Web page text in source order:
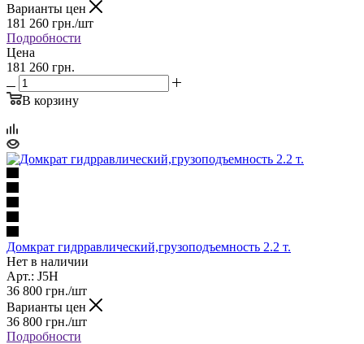
Варианты цен
181 260 грн./шт
Подробности
Цена
181 260 грн.
В корзину
Домкрат гидрравлический,грузоподъемность 2.2 т.
Нет в наличии
Арт.: J5H
36 800 грн./шт
Варианты цен
36 800 грн./шт
Подробности